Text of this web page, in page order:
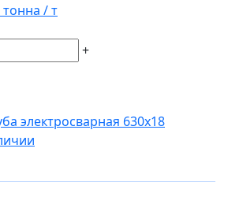
/ т
+
электросварная 630х18